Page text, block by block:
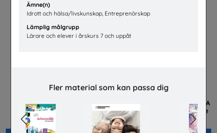
Ämne(n)
Idrott och hälsa/livskunskap, Entreprenörskap
Lämplig målgrupp
Lärare och elever i årskurs 7 och uppåt
Fler material som kan passa dig
Previous Next
Bli polis!
Polismyndigheten
I demokratins tjänst. Om FRA
– en av Sveriges hemligaste
Försvarets radioanstalt, FRA